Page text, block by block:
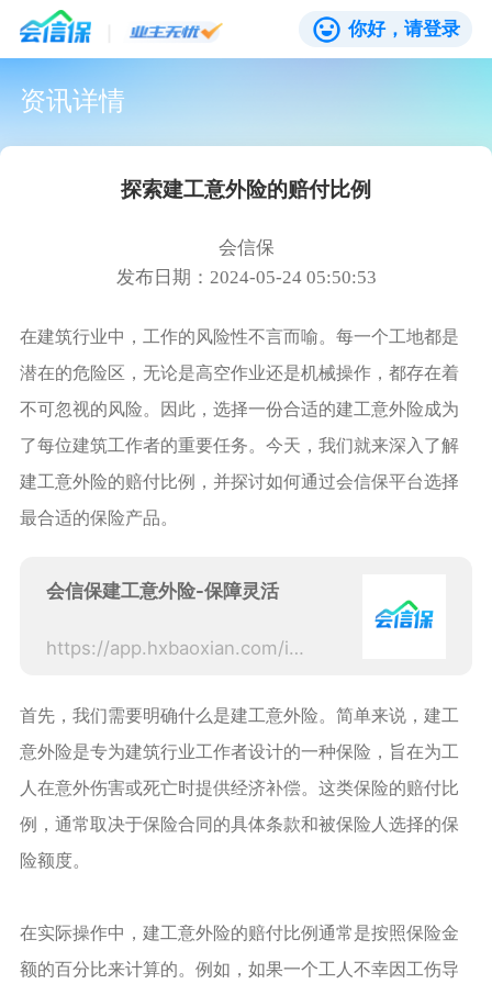
你好，请登录
资讯详情
探索建工意外险的赔付比例
会信保
发布日期：2024-05-24 05:50:53
在建筑行业中，工作的风险性不言而喻。每一个工地都是
潜在的危险区，无论是高空作业还是机械操作，都存在着
不可忽视的风险。因此，选择一份合适的建工意外险成为
了每位建筑工作者的重要任务。今天，我们就来深入了解
建工意外险的赔付比例，并探讨如何通过会信保平台选择
最合适的保险产品。
会信保建工意外险-保障灵活
https://app.hxbaoxian.com/insurance?p=1&l=20&t=12&c=0&sourceType=web&sourceType=web
首先，我们需要明确什么是建工意外险。简单来说，建工
意外险是专为建筑行业工作者设计的一种保险，旨在为工
人在意外伤害或死亡时提供经济补偿。这类保险的赔付比
例，通常取决于保险合同的具体条款和被保险人选择的保
险额度。
在实际操作中，建工意外险的赔付比例通常是按照保险金
额的百分比来计算的。例如，如果一个工人不幸因工伤导